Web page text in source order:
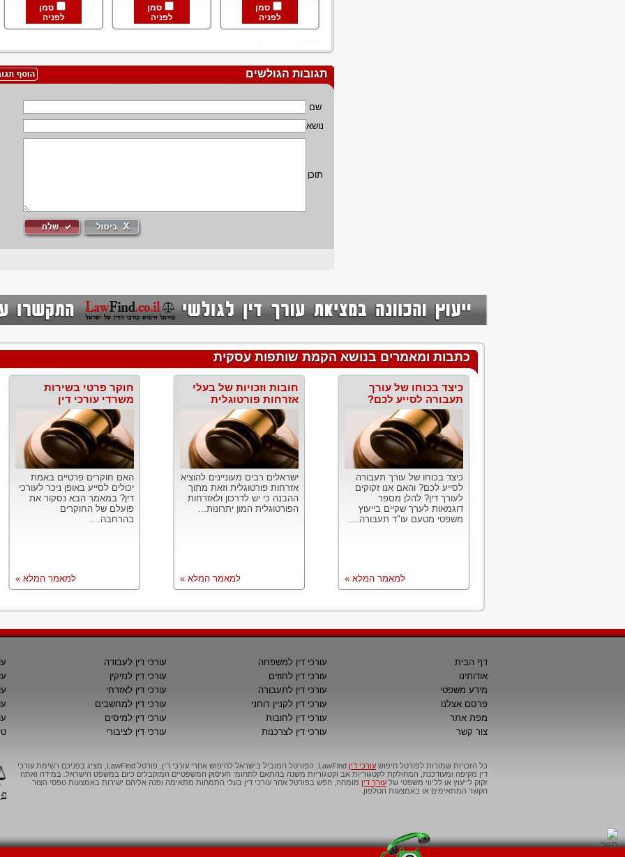
סמן
לפניה
סמן
לפניה
סמן
לפניה
תגובות הגולשים
שם
נושא
תוכן
כתבות ומאמרים בנושא הקמת שותפות עסקית
כיצד בכוחו של עורך
תעבורה לסייע לכם?
כיצד בכוחו של עורך תעבורה
לסייע לכם? והאם אנו זקוקים
לעורך דין? להלן מספר
דוגמאות לערך שקיים בייעוץ
משפטי מטעם עו"ד תעבורה....
למאמר המלא »
חובות וזכויות של בעלי
אזרחות פורטוגלית
ישראלים רבים מעוניינים להוציא
אזרחות פורטוגלית וזאת מתוך
ההבנה כי יש לדרכון ולאזרחות
הפורטוגלית המון יתרונות...
למאמר המלא »
חוקר פרטי בשירות
משרדי עורכי דין
האם חוקרים פרטיים באמת
יכולים לסייע באופן ניכר לעורכי
דין? במאמר הבא נסקור את
פועלם של החוקרים
בהרחבה....
למאמר המלא »
דף הבית
אודותינו
מידע משפטי
פרסם אצלנו
מפת אתר
צור קשר
עורכי דין למשפחה
עורכי דין לחוזים
עורכי דין לתעבורה
עורכי דין לקניין רוחני
עורכי דין לחובות
עורכי דין לצרכנות
עורכי דין לעבודה
עורכי דין לנזיקין
עורכי דין לאזרחי
עורכי דין למחשבים
עורכי דין למיסים
עורכי דין לציבורי
כל הזכויות שמורות לפורטל חיפוש עורכי דין
LawFind, הפורטל המוביל בישראל לחיפוש אחרי עורכי דין. פורטל LawFind, מציג בפניכם רשימת עורכי
דין מקיפה ומעודכנת, המחולקת לקטגוריות אב וקטגוריות משנה בהתאם לתחומי העיסוק המשפטיים המוקבלים כיום במשפט הישראל. במידה ואתה
זקוק לייעוץ או לליווי משפטי של עורך דין מומחה, חפש בפורטל אחר עורכי דין בעלי התמחות מתאימה ופנה אליהם ישירות באמצעות טפסי הצור
הקשר המתאימים או באמצעות הטלפון.